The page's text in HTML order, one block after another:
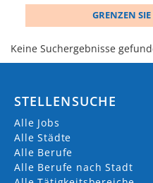
GRENZEN
Keine Suchergebnisse
STELLENSUCHE
Alle Jobs
Alle Städte
Alle Berufe
Alle Berufe nach Stadt